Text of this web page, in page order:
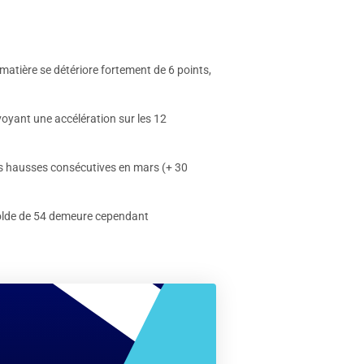
se détériore fortement de 6 points,
une accélération sur les 12
consécutives en mars (+ 30
de 54 demeure cependant